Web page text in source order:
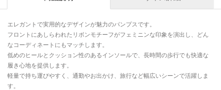
エレガントで実用的なデザインが魅力のパンプスです。
フロントにあしらわれたリボンモチーフがフェミニンな印象を演出し、どん
なコーディネートにもマッチします。
低めのヒールとクッション性のあるインソールで、長時間の歩行でも快適な
履き心地を提供します。
軽量で持ち運びやすく、通勤やお出かけ、旅行など幅広いシーンで活躍しま
す。